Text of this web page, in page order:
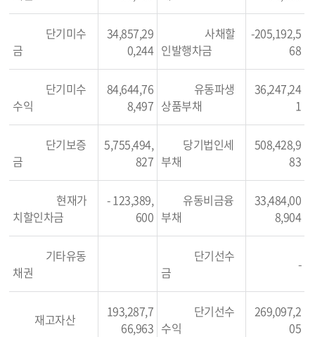
단기미수
금
34,857,29
0,244
사채할
인발행차금
-205,192,5
68
단기미수
수익
84,644,76
8,497
유동파생
상품부채
36,247,24
1
단기보증
금
5,755,494,
827
당기법인세
부채
508,428,9
83
현재가
치할인차금
- 123,389,
600
유동비금융
부채
33,484,00
8,904
기타유동
채권
단기선수
금
-
재고자산
193,287,7
66,963
단기선수
수익
269,097,2
05